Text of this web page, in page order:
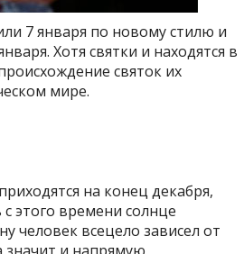
7 января по новому стилю и
Хотя святки и находятся в
святок их
мире.
на конец декабря,
этого времени солнце
человек всецело зависел от